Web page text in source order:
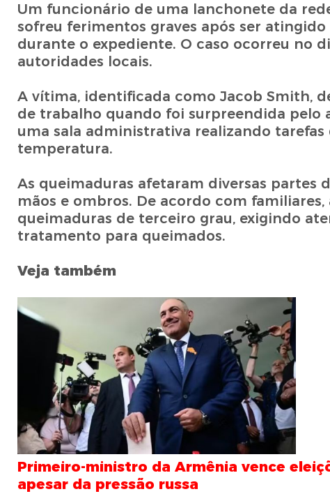
Um funcionário de uma lanchonete da
sofreu ferimentos graves após ser
durante o expediente. O caso ocorreu no
autoridades locais.
A vítima, identificada como Jacob Smith,
de trabalho quando foi surpreendida pelo
uma sala administrativa realizando
temperatura.
As queimaduras afetaram diversas partes
mãos e ombros. De acordo com
queimaduras de terceiro grau, exigindo
tratamento para queimados.
Veja também
Primeiro-ministro da Armênia vence
apesar da pressão russa